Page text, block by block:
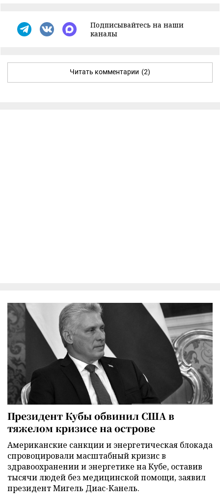
Подписывайтесь на наши
каналы
Читать комментарии (2)
Президент Кубы обвинил США в
тяжелом кризисе на острове
Американские санкции и энергетическая блокада
спровоцировали масштабный кризис в
здравоохранении и энергетике на Кубе, оставив
тысячи людей без медицинской помощи, заявил
президент Мигель Диас-Канель.